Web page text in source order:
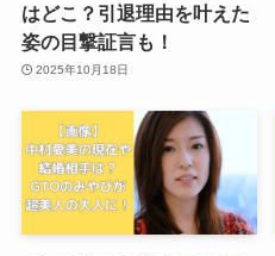
はどこ？引退理由を叶えた
姿の目撃証言も！
2025年10月18日